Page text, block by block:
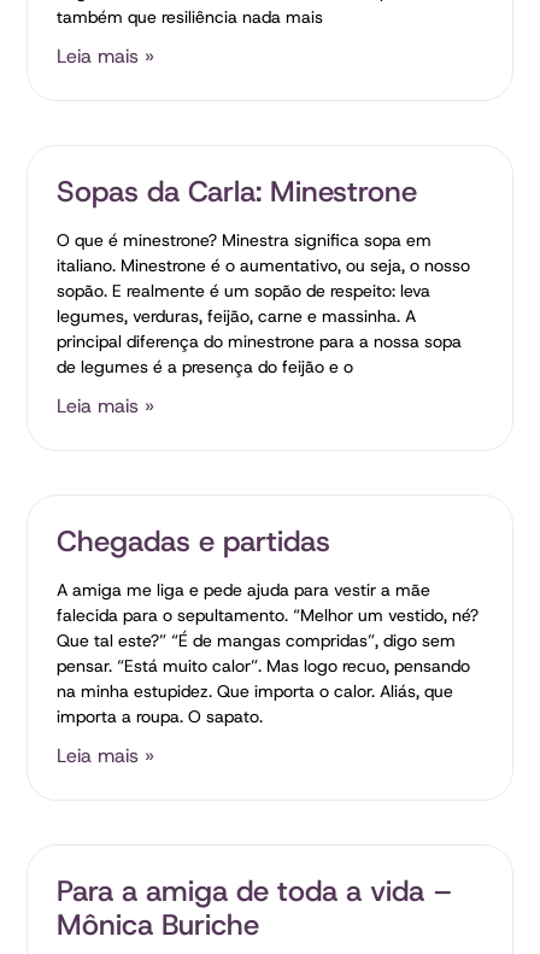
também que resiliência nada mais
Leia mais »
Sopas da Carla: Minestrone
O que é minestrone? Minestra significa sopa em
italiano. Minestrone é o aumentativo, ou seja, o nosso
sopão. E realmente é um sopão de respeito: leva
legumes, verduras, feijão, carne e massinha. A
principal diferença do minestrone para a nossa sopa
de legumes é a presença do feijão e o
Leia mais »
Chegadas e partidas
A amiga me liga e pede ajuda para vestir a mãe
falecida para o sepultamento. “Melhor um vestido, né?
Que tal este?” “É de mangas compridas”, digo sem
pensar. “Está muito calor”. Mas logo recuo, pensando
na minha estupidez. Que importa o calor. Aliás, que
importa a roupa. O sapato.
Leia mais »
Para a amiga de toda a vida –
Mônica Buriche